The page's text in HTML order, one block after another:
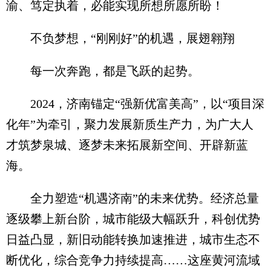
渝、笃定执着，必能实现所想所愿所盼！
不负梦想，“刚刚好”的机遇，展翅翱翔
每一次奔跑，都是飞跃的起势。
2024，济南锚定“强新优富美高”，以“项目深
化年”为牵引，聚力发展新质生产力，为广大人
才筑梦泉城、逐梦未来拓展新空间、开辟新蓝
海。
全力塑造“机遇济南”的未来优势。经济总量
逐级攀上新台阶，城市能级大幅跃升，科创优势
日益凸显，新旧动能转换加速推进，城市生态不
断优化，综合竞争力持续提高……这座黄河流域